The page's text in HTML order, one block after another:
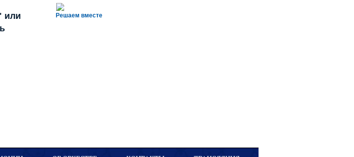
Решаем вместе
или